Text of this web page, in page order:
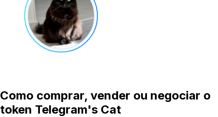
Como comprar, vender ou negociar o
token Telegram's Cat